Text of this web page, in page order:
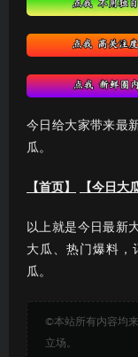
今日给大家带来最
瓜。
【首页】 【今日大
以上就是今日最新
大瓜、热门爆料，
瓜。
©本站所有内容均
立场。